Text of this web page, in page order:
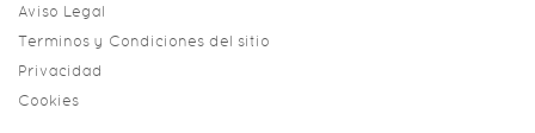
Aviso Legal
Terminos y Condiciones del sitio
Privacidad
Cookies